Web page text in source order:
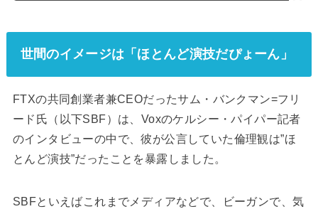
世間のイメージは「ほとんど演技だぴょーん」
FTXの共同創業者兼CEOだったサム・バンクマン=フリ
ード氏（以下SBF）は、Voxのケルシー・パイパー記者
のインタビューの中で、彼が公言していた倫理観は”ほ
とんど演技”だったことを暴露しました。
SBFといえばこれまでメディアなどで、ビーガンで、気